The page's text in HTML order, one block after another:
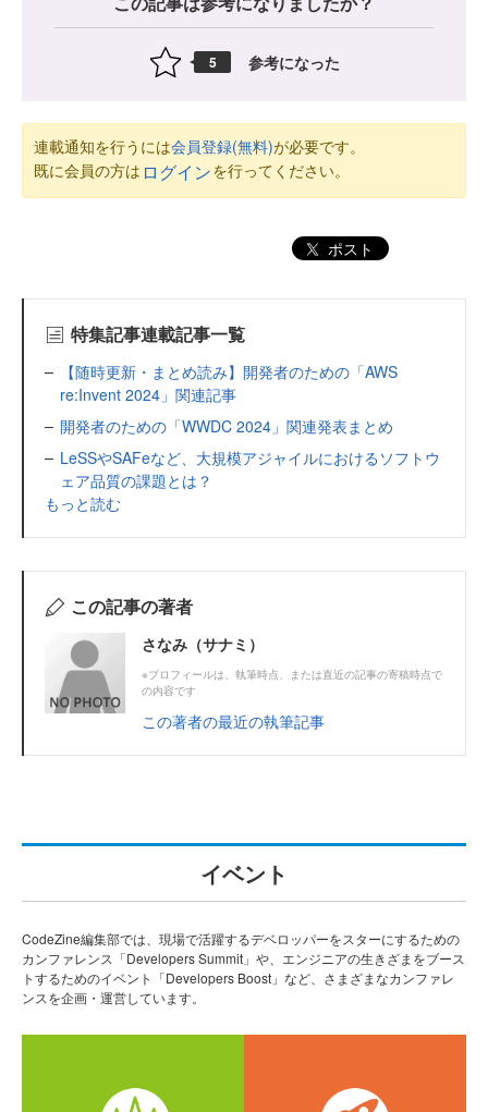
5 参考になった
連載通知を行うには会員登録(無料)が必要です。
既に会員の方は ログインを行ってください。
ポスト
特集記事連載記事一覧
【随時更新・まとめ読み】開発者のための「AWS
re:Invent 2024」関連記事
開発者のための「WWDC 2024」関連発表まとめ
LeSSやSAFeなど、大規模アジャイルにおけるソフトウ
ェア品質の課題とは？
もっと読む
この記事の著者
さなみ（サナミ）
※プロフィールは、執筆時点、または直近の記事の寄稿時点で
の内容です
この著者の最近の執筆記事
イベント
CodeZine編集部では、現場で活躍するデベロッパーをスターにするための
カンファレンス「Developers Summit」や、エンジニアの生きざまをブース
トするためのイベント「Developers Boost」など、さまざまなカンファレ
ンスを企画・運営しています。